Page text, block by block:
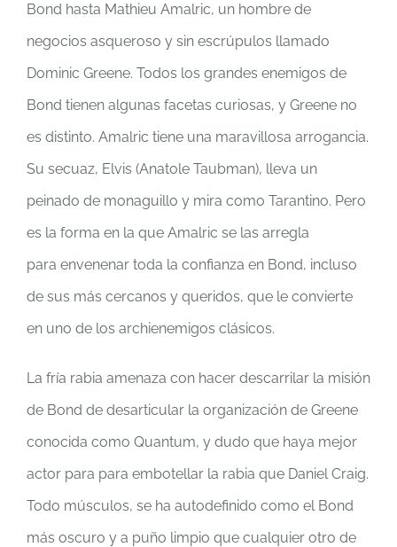
Bond hasta Mathieu Amalric, un hombre de
negocios asqueroso y sin escrúpulos llamado
Dominic Greene. Todos los grandes enemigos de
Bond tienen algunas facetas curiosas, y Greene no
es distinto. Amalric tiene una maravillosa arrogancia.
Su secuaz, Elvis (Anatole Taubman), lleva un
peinado de monaguillo y mira como Tarantino. Pero
es la forma en la que Amalric se las arregla
para envenenar toda la confianza en Bond, incluso
de sus más cercanos y queridos, que le convierte
en uno de los archienemigos clásicos.
La fría rabia amenaza con hacer descarrilar la misión
de Bond de desarticular la organización de Greene
conocida como Quantum, y dudo que haya mejor
actor para para embotellar la rabia que Daniel Craig.
Todo músculos, se ha autodefinido como el Bond
más oscuro y a puño limpio que cualquier otro de